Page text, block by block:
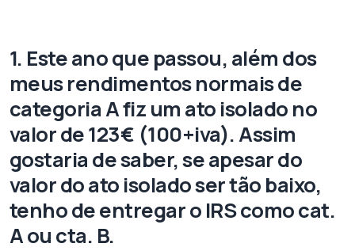
1. Este ano que passou, além dos
meus rendimentos normais de
categoria A fiz um ato isolado no
valor de 123€ (100+iva). Assim
gostaria de saber, se apesar do
valor do ato isolado ser tão baixo,
tenho de entregar o IRS como cat.
A ou cta. B.